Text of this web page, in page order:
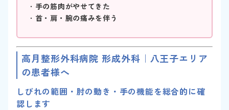
・ 手の筋肉がやせてきた
・ 首・肩・腕の痛みを伴う
高月整形外科病院 形成外科｜八王子エリア
の患者様へ
しびれの範囲・肘の動き・手の機能を総合的に確
認します